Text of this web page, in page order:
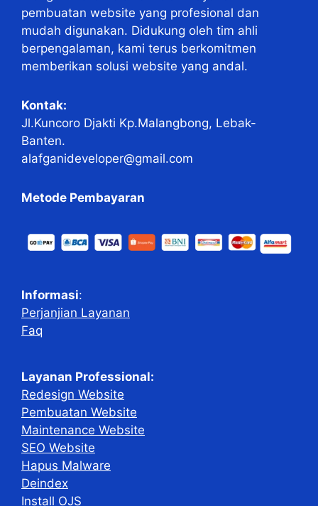
pembuatan website yang profesional dan
mudah digunakan. Didukung oleh tim ahli
berpengalaman, kami terus berkomitmen
memberikan solusi website yang andal.
Kontak:
Jl.Kuncoro Djakti Kp.Malangbong, Lebak-
Banten.
alafganideveloper@gmail.com
Metode Pembayaran
Informasi:
Perjanjian Layanan
Faq
Layanan Professional:
Redesign Website
Pembuatan Website
Maintenance Website
SEO Website
Hapus Malware
Deindex
Install OJS